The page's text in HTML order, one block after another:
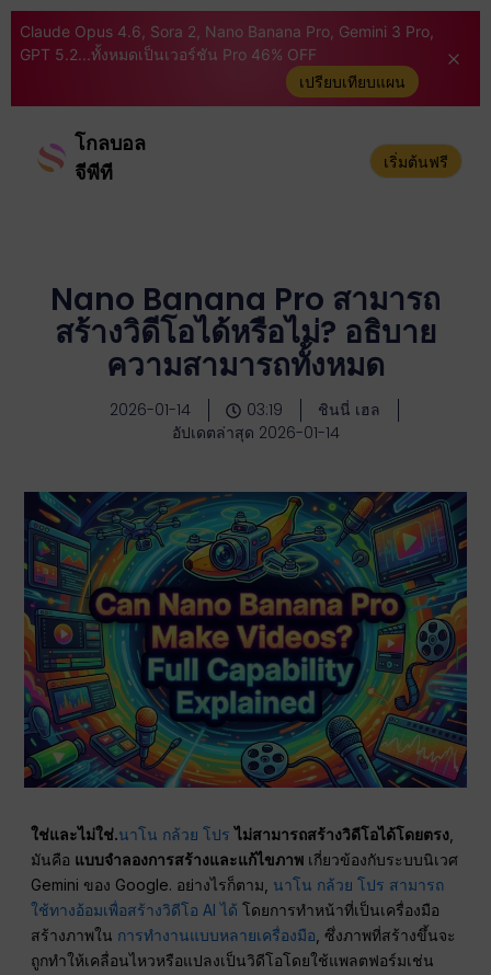
Claude Opus 4.6, Sora 2, Nano Banana Pro, Gemini 3 Pro,
GPT 5.2...ทั้งหมดเป็นเวอร์ชัน Pro 46% OFF
เปรียบเทียบแผน
โกลบอล
จีพีที
เริ่มต้นฟรี
Nano Banana Pro สามารถ
สร้างวิดีโอได้หรือไม่? อธิบาย
ความสามารถทั้งหมด
2026-01-14 03:19
ชินนี่ เฮล
อัปเดตล่าสุด 2026-01-14
ใช่และไม่ใช่.นาโน กล้วย โปรไม่สามารถสร้างวิดีโอได้โดยตรง
มันคือ แบบจำลองการสร้างและแก้ไขภาพ เกี่ยวข้องกับระบบนิเวศ
Gemini ของ Google. อย่างไรก็ตาม, นาโน กล้วย โปร สามารถ
ใช้ทางอ้อมเพื่อสร้างวิดีโอ AI ได้ โดยการทำหน้าที่เป็นเครื่องมือ
สร้างภาพใน การทำงานแบบหลายเครื่องมือ , ซึ่งภาพที่สร้างขึ้นจะ
ถูกทำให้เคลื่อนไหวหรือแปลงเป็นวิดีโอโดยใช้แพลตฟอร์มเช่น